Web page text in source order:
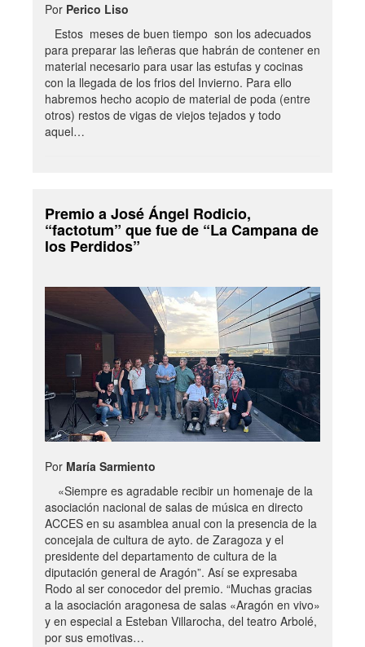
Por Perico Liso
Estos meses de buen tiempo son los adecuados
para preparar las leñeras que habrán de contener en
material necesario para usar las estufas y cocinas
con la llegada de los frios del Invierno. Para ello
habremos hecho acopio de material de poda (entre
otros) restos de vigas de viejos tejados y todo
aquel…
Premio a José Ángel Rodicio,
“factotum” que fue de “La Campana de
los Perdidos”
Por María Sarmiento
«Siempre es agradable recibir un homenaje de la
asociación nacional de salas de música en directo
ACCES en su asamblea anual con la presencia de la
concejala de cultura de ayto. de Zaragoza y el
presidente del departamento de cultura de la
diputación general de Aragón”. Así se expresaba
Rodo al ser conocedor del premio. “Muchas gracias
a la asociación aragonesa de salas «Aragón en vivo»
y en especial a Esteban Villarocha, del teatro Arbolé,
por sus emotivas…